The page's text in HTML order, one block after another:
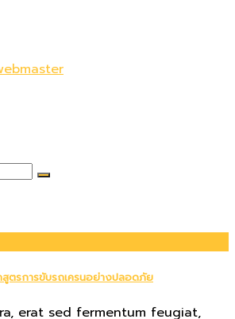
ตรการขับรถเครนอย่างปลอดภัย
erat sed fermentum feugiat,